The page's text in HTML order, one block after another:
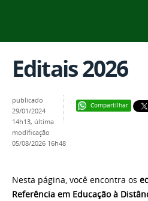
Editais 2026
Compartilhar
publicado
29/01/2024
14h13, última
modificação
05/08/2026 16h48
Nesta página, você encontra os
Referência em Educação à